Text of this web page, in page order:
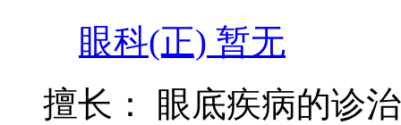
眼科(正) 暂无
擅长：
眼底疾病的诊